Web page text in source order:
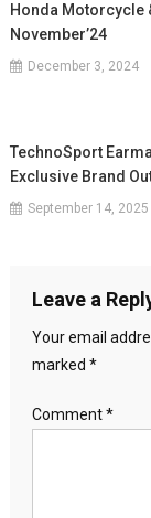
Honda Motorcycle
November’24
December 3, 2024
TechnoSport
Exclusive Brand
September 14, 2025
Leave a
Your email
marked *
Comment*